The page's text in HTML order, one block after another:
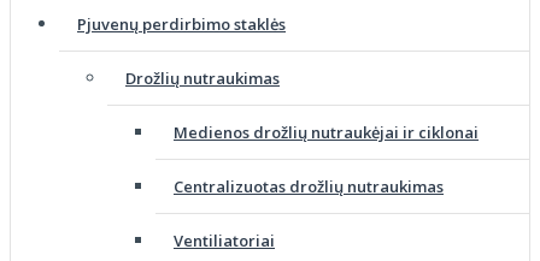
Pjuvenų perdirbimo staklės
Drožlių nutraukimas
Medienos drožlių nutraukėjai ir ciklonai
Centralizuotas drožlių nutraukimas
Ventiliatoriai